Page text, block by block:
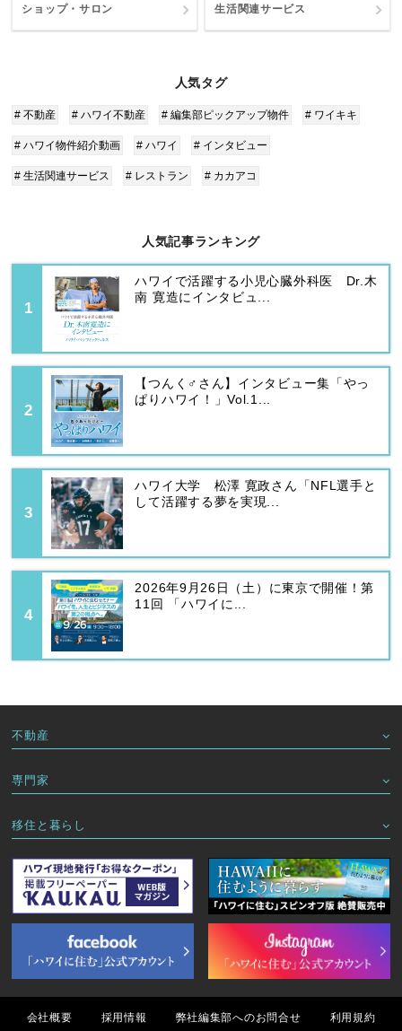
ショップ・サロン 生活関連サービス
人気タグ
# 不動産 # ハワイ不動産 # 編集部ピックアップ物件 # ワイキキ
# ハワイ物件紹介動画 # ハワイ # インタビュー
# 生活関連サービス # レストラン # カカアコ
人気記事ランキング
ハワイで活躍する小児心臓外科医 Dr.木
南 寛造にインタビュ...
【つんく♂さん】インタビュー集「やっ
ぱりハワイ！」Vol.1...
ハワイ大学 松澤 寛政さん「NFL選手と
して活躍する夢を実現...
2026年9月26日（土）に東京で開催！第
11回 「ハワイに...
不動産
専門家
移住と暮らし
会社概要 採用情報 弊社編集部へのお問合せ 利用規約